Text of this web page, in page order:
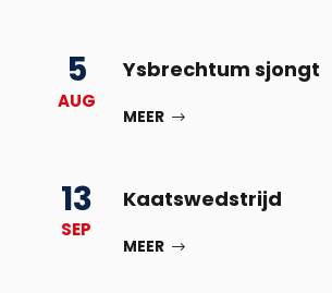
5
AUG
Ysbrechtum sjongt
MEER
13
SEP
Kaatswedstrijd
MEER